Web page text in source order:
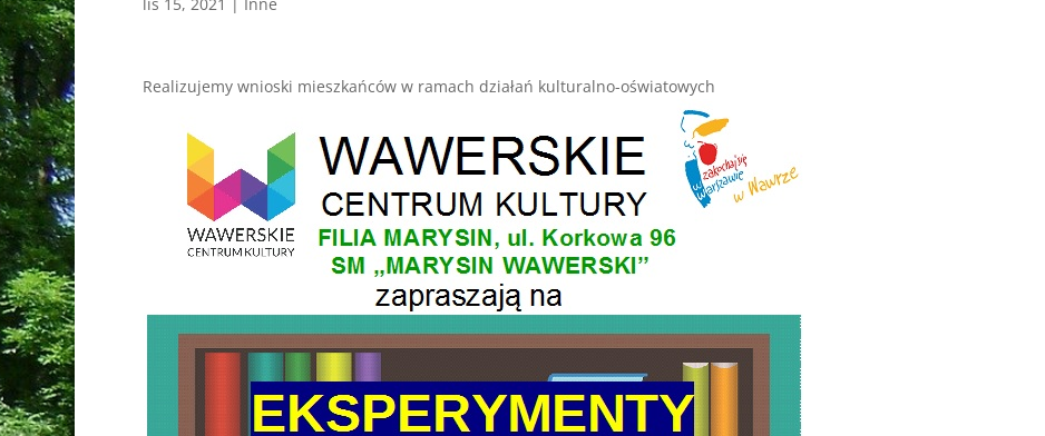
Realizujemy wnioski mieszkańców w ramach działań kulturalno-oświatowych